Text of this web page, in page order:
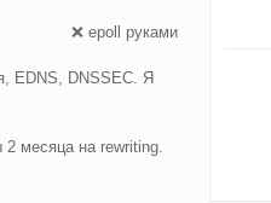
❌ epoll руками
EDNS, DNSSEC. Я
месяца на rewriting.